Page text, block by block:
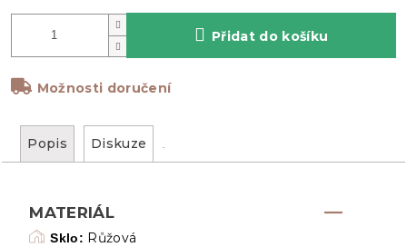
Možnosti doručení
Přidat do košíku
Popis Diskuze
MATERIÁL
Sklo: Růžová